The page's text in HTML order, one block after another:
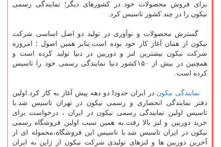
برای فروش محصولات خود در کشورهای دیگر؛ نمایندگی رسمی
نیکون را در چند کشور تاسیس کرد.
گسترش محصولات و نوآوری در تولید دو اصل اساسی شرکت
نیکون از همان آغاز کار خود بوده است.بنابر همین اصول ؛ امروزه
شرکت نیکون بیشترین لنز و دوربین در دنیا تولید کرده است و
همچنین در بیش از ۱۵۰کشور دنیا نمایندگی رسمی خود را تاسیس
کرده است.
نمایندگی نیکون در ایران حدودا دو دهه پیش آغاز به کار کرد.اولین
دفتر نمایندگی انحصاری و رسمی نیکون در تهران تاسیس شد.با
تاسیس اولین نمایندگی رسمی نیکون در ایران ، درخواست برای
خرید دوربین و لنز بالا رفت.به همین سبب اولین فروشگاه رسمی
نیکون در ایران تاسیس شد.با تاسیس این فروشگاه،محموله ای از
آخرین دوربین ها و لنزهای تولیدی شرکت نیکون از ژاپن به ایران